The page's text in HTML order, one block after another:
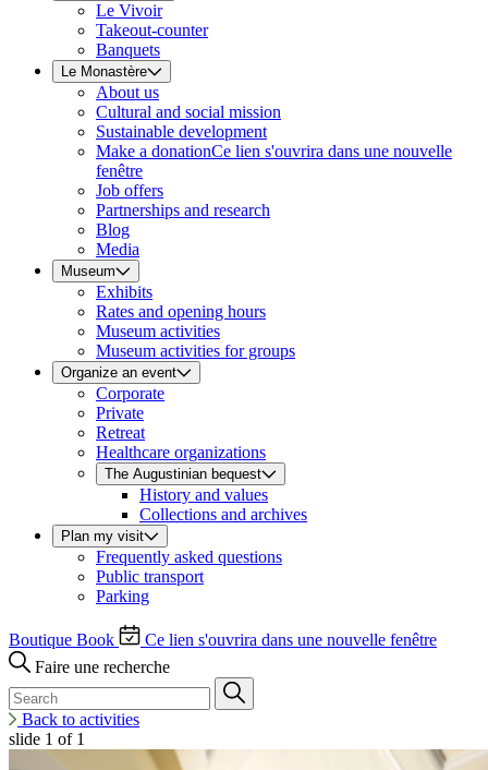
Le Vivoir
Takeout-counter
Banquets
Le Monastère
About us
Cultural and social mission
Sustainable development
Make a donationCe lien s'ouvrira dans une nouvelle
fenêtre
Job offers
Partnerships and research
Blog
Media
Museum
Exhibits
Rates and opening hours
Museum activities
Museum activities for groups
Organize an event
Corporate
Private
Retreat
Healthcare organizations
The Augustinian bequest
History and values
Collections and archives
Plan my visit
Frequently asked questions
Public transport
Parking
Boutique Book
Ce lien s'ouvrira dans une nouvelle fenêtre
Faire une recherche
Back to activities
slide 1 of 1